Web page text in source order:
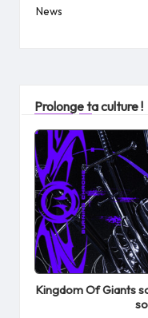
News
Prolonge ta culture !
Posted
in
Kingdom Of Giants